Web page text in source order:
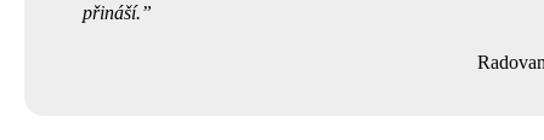
přináší.